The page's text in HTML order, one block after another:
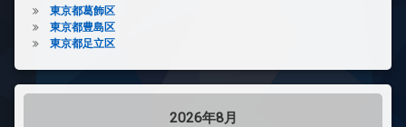
東京都葛飾区
東京都豊島区
東京都足立区
2026年8月